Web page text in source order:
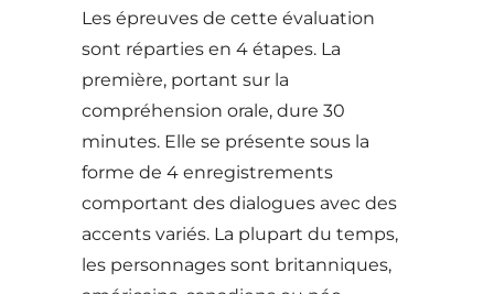
Les épreuves de cette évaluation
sont réparties en 4 étapes. La
première, portant sur la
compréhension orale, dure 30
minutes. Elle se présente sous la
forme de 4 enregistrements
comportant des dialogues avec des
accents variés. La plupart du temps,
les personnages sont britanniques,